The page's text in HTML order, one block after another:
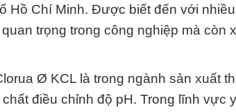
Hồ Chí Minh. Được biết đến với
trọng trong công nghiệp mà còn
Ø KCL là trong ngành sản xuất
điều chỉnh độ pH. Trong lĩnh vực